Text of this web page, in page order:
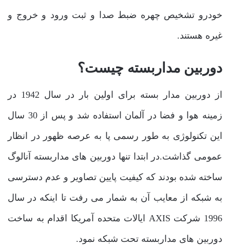
خودرو تشخیص چهره ضبط صدا و ثبت ورود و خروج و
غیره هستند.
دوربین مداربسته چیست؟
از دوربین مدار بسته برای اولین بار در سال 1942 در
زمینه هوا و فضا در آلمان استفاده شد و پس از 30 سال
این تکنولوژی به طور رسمی پا به عرصه ظهور در انظار
عمومی گذاشت.در ابتدا تنها دوربین های مداربسته آنالوگ
ساخته شده بودند که کیفیت پایین تصاویر و عدم دسترسی
به شبکه از معایب آن به شمار می رفت تا اینکه در سال
1996 شرکت AXIS ایالات متحده آمریکا اقدام به ساخت
دوربین های مداربسته تحت شبکه نمود.